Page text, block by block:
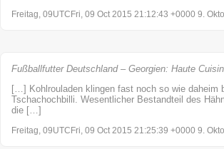
Freitag, 09UTCFri, 09 Oct 2015 21:12:43 +0000 9.
Fußballfutter Deutschland – Georgien: Haute
[…] Kohlrouladen klingen fast noch so wie daheim
Tschachochbilli. Wesentlicher Bestandteil des
die […]
Freitag, 09UTCFri, 09 Oct 2015 21:25:39 +0000 9.